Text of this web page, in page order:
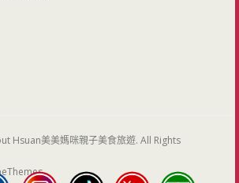
Hsuan美美媽咪親子美食旅遊. All Rights